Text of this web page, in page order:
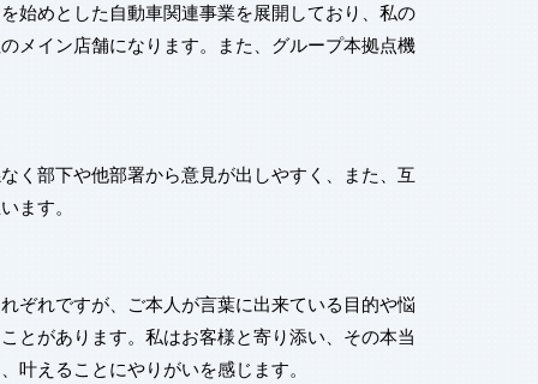
始めとした自動車関連事業を展開しており、私の
メイン店舗になります。また、グループ本拠点機
く部下や他部署から意見が出しやすく、また、互
ます。
ぞれですが、ご本人が言葉に出来ている目的や悩
とがあります。私はお客様と寄り添い、その本当
叶えることにやりがいを感じます。